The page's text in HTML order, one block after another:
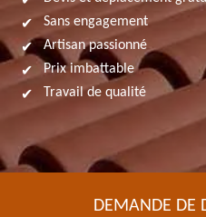
Sans engagement
Artisan passionné
Prix imbattable
Travail de qualité
DEMANDE DE